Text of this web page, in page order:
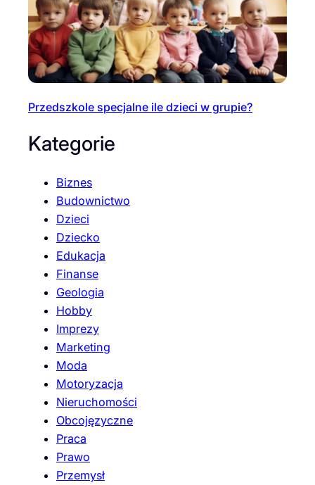
Przedszkole specjalne ile dzieci w grupie?
Kategorie
Biznes
Budownictwo
Dzieci
Dziecko
Edukacja
Finanse
Geologia
Hobby
Imprezy
Marketing
Moda
Motoryzacja
Nieruchomości
Obcojęzyczne
Praca
Prawo
Przemysł